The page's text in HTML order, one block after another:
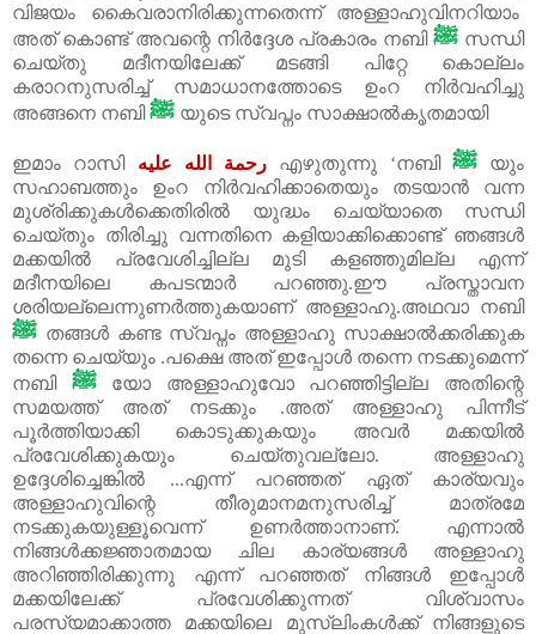
വിജയം
കൈവരാനിരിക്കുന്നതെന്ന്
അള്ളാഹുവിനറിയാം
അത് കൊണ്ട് അവന്റെ നിർദ്ദേശ പ്രകാരം നബി ﷺ സന്ധി
ചെയ്തു
മദീനയിലേക്ക് മടങ്ങി പിറ്റേ
കൊല്ലം
കരാറനുസരിച്ച്
സമാധാനത്തോടെ ഉംറ
നിർവഹിച്ചു
അങ്ങനെ നബി ﷺ യുടെ സ്വപ്നം സാക്ഷാൽകൃതമായി
ഇമാം റാസി رحمة الله عليه എഴുതുന്നു ‘നബി ﷺ
യും
സഹാബത്തും ഉംറ നിർവഹിക്കാതെയും തടയാൻ വന്ന
മുശ്‌രിക്കുകൾക്കെതിരിൽ യുദ്ധം ചെയ്യാതെ സന്ധി
ചെയ്തും തിരിച്ചു വന്നതിനെ കളിയാക്കിക്കൊണ്ട് ഞങ്ങൾ
മക്കയിൽ പ്രവേശിച്ചില്ല മുടി കളഞ്ഞുമില്ല എന്ന്
മദീനയിലെ കപടന്മാർ പറഞ്ഞു.ഈ പ്രസ്താവന
ശരിയല്ലെന്നുണർത്തുകയാണ് അള്ളാഹു.അഥവാ നബി
ﷺ തങ്ങൾ കണ്ട സ്വപ്നം അള്ളാഹു സാക്ഷാൽക്കരിക്കുക
തന്നെ ചെയ്യും .പക്ഷെ അത് ഇപ്പോൾ തന്നെ നടക്കുമെന്ന്
നബി ﷺ
യോ അള്ളാഹുവോ പറഞ്ഞിട്ടില്ല അതിന്റെ
സമയത്ത് അത് നടക്കും .അത് അള്ളാഹു പിന്നീട്
പൂർത്തിയാക്കി കൊടുക്കുകയും അവർ മക്കയിൽ
പ്രവേശിക്കുകയും ചെയ്തുവല്ലോ. അള്ളാഹു
ഉദ്ദേശിച്ചെങ്കിൽ ...എന്ന് പറഞ്ഞത് ഏത് കാര്യവും
അള്ളാഹുവിന്റെ തീരുമാനമനുസരിച്ച് മാത്രമേ
നടക്കുകയുള്ളൂവെന്ന് ഉണർത്താനാണ്. എന്നാൽ
നിങ്ങൾക്കജ്ഞാതമായ
ചില കാര്യങ്ങൾ
അള്ളാഹു
അറിഞ്ഞിരിക്കുന്നു എന്ന് പറഞ്ഞത് നിങ്ങൾ ഇപ്പോൾ
മക്കയിലേക്ക് പ്രവേശിക്കുന്നത് വിശ്വാസം
പരസ്യമാക്കാത്ത മക്കയിലെ മുസ്‌ലിംകൾക്ക് നിങ്ങളുടെ